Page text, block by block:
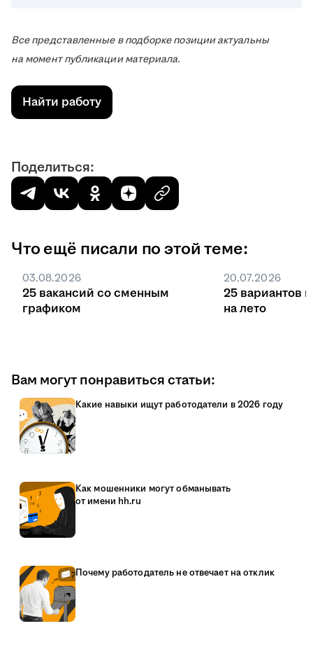
Все представленные в подборке позиции актуальны
на момент публикации материала.
Найти работу
Поделиться:
Что ещё писали по этой теме:
03.08.2026
25 вакансий со сменным
графиком
20.07.2026
25 вариантов
на лето
Вам могут понравиться статьи:
Какие навыки ищут работодатели в 2026 году
Как мошенники могут обманывать
от имени hh.ru
Почему работодатель не отвечает на отклик